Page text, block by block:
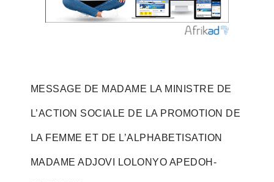
MESSAGE DE MADAME LA MINISTRE DE
L’ACTION SOCIALE DE LA PROMOTION DE
LA FEMME ET DE L’ALPHABETISATION
MADAME ADJOVI LOLONYO APEDOH-